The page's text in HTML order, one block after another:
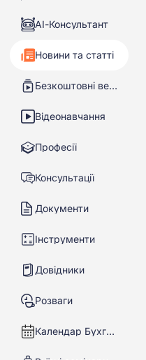
АІ-Консультант
Новини та статті
Безкоштовні вебінари
Відеонавчання
Професії
Консультації
Документи
Інструменти
Довідники
Розваги
Календар Бухгалтера